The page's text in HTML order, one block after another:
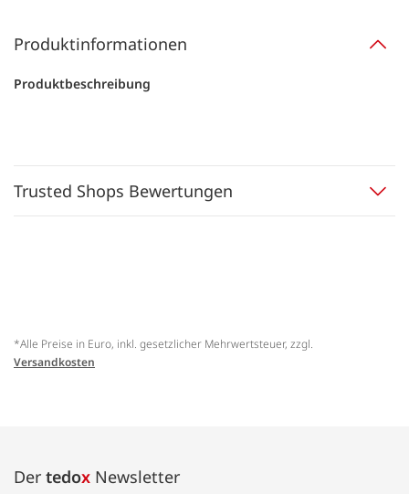
Produktinformationen
Produktbeschreibung
Trusted Shops Bewertungen
*Alle Preise in Euro, inkl. gesetzlicher Mehrwertsteuer, zzgl.
Versandkosten
Der tedox Newsletter